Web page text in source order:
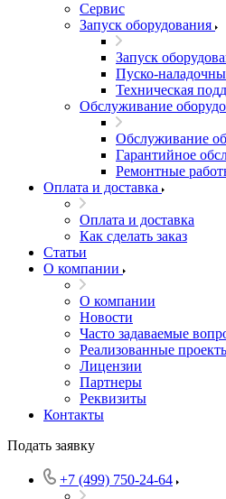
Сервис
Запуск оборудования
Запуск
Пуско-
Техническая
Обслуживание
Обслуживание
Гарантийное
Ремонтные
Оплата и доставка
Оплата и доставка
Как сделать заказ
Статьи
О компании
О компании
Новости
Часто задаваемые
Реализованные
Лицензии
Партнеры
Реквизиты
Контакты
Подать заявку
+7 (499) 750-24-64